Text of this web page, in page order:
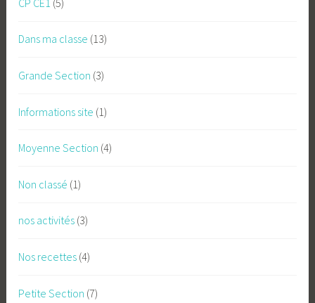
Dans ma classe (13)
Grande Section (3)
Informations site (1)
Moyenne Section (4)
Non classé (1)
nos activités (3)
Nos recettes (4)
Petite Section (7)